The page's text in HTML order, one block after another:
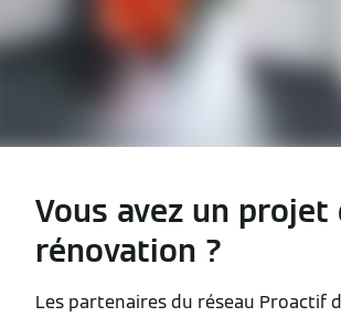
Vous avez un projet
rénovation ?
Les partenaires du réseau Proactif